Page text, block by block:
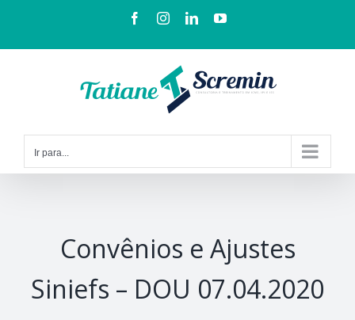
Ir para...
Convênios e Ajustes
Siniefs – DOU 07.04.2020